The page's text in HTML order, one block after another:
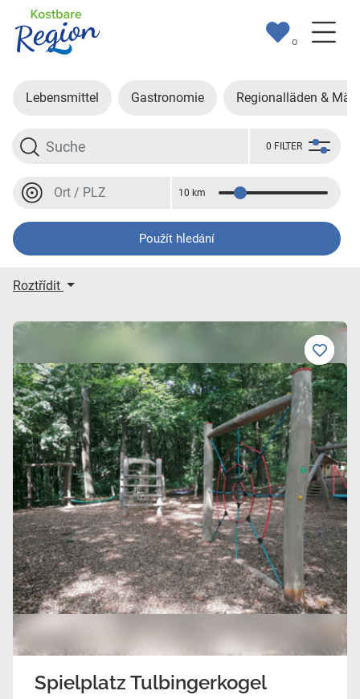
0
Lebensmittel Gastronomie Regionalläden &
Hledat
0 FILTER
Místo nebo PSČ
Vzdálenost
10 km
Použít hledání
Moje výsledky hledání
Roztřídit
Spielplatz Tulbingerkogel